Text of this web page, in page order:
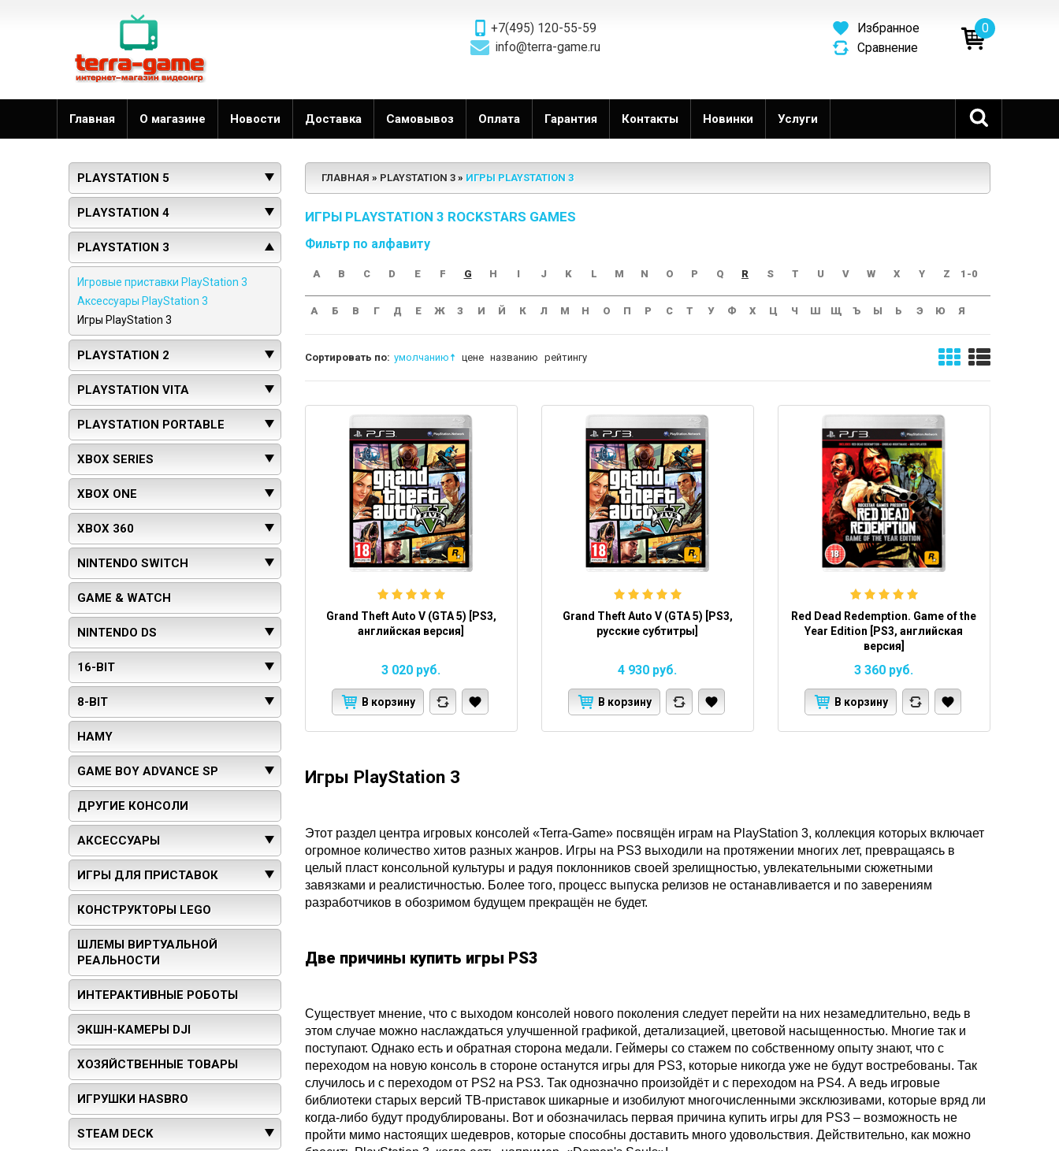
+7(495) 120-55-59
info@terra-game.ru
0
Избранное
Сравнение
Главная О магазине Новости Доставка Самовывоз Оплата Гарантия Контакты Новинки Услуги
PLAYSTATION 5
PLAYSTATION 4
PLAYSTATION 3
Игровые приставки PlayStation 3
Аксессуары PlayStation 3
Игры PlayStation 3
PLAYSTATION 2
PLAYSTATION VITA
PLAYSTATION PORTABLE
XBOX SERIES
XBOX ONE
XBOX 360
NINTENDO SWITCH
GAME & WATCH
NINTENDO DS
16-BIT
8-BIT
HAMY
GAME BOY ADVANCE SP
ДРУГИЕ КОНСОЛИ
АКСЕССУАРЫ
ИГРЫ ДЛЯ ПРИСТАВОК
КОНСТРУКТОРЫ LEGO
ШЛЕМЫ ВИРТУАЛЬНОЙ
РЕАЛЬНОСТИ
ИНТЕРАКТИВНЫЕ РОБОТЫ
ЭКШН-КАМЕРЫ DJI
ХОЗЯЙСТВЕННЫЕ ТОВАРЫ
ИГРУШКИ HASBRO
STEAM DECK
ГЛАВНАЯ PLAYSTATION 3 ИГРЫ PLAYSTATION 3
ИГРЫ PLAYSTATION 3 ROCKSTARS GAMES
Фильтр по алфавиту
A B C D E F G H I J K L M N O P Q R S T U V W X Y Z 1-0
А Б В Г Д Е Ж З И Й К Л М Н О П Р С Т У Ф Х Ц Ч Ш Щ Ъ Ы Ь Э Ю Я
Сортировать по: умолчанию цене названию рейтингу
Grand Theft Auto V (GTA 5) [PS3,
английская версия]
3 020 руб.
В корзину
Grand Theft Auto V (GTA 5) [PS3,
русские субтитры]
4 930 руб.
В корзину
Red Dead Redemption. Game of the
Year Edition [PS3, английская
версия]
3 360 руб.
В корзину
Игры PlayStation 3
Этот раздел центра игровых консолей «Terra-Game» посвящён играм на PlayStation 3, коллекция которых включает
огромное количество хитов разных жанров. Игры на PS3 выходили на протяжении многих лет, превращаясь в
целый пласт консольной культуры и радуя поклонников своей зрелищностью, увлекательными сюжетными
завязками и реалистичностью. Более того, процесс выпуска релизов не останавливается и по заверениям
разработчиков в обозримом будущем прекращён не будет.
Две причины купить игры PS3
Существует мнение, что с выходом консолей нового поколения следует перейти на них незамедлительно, ведь в
этом случае можно наслаждаться улучшенной графикой, детализацией, цветовой насыщенностью. Многие так и
поступают. Однако есть и обратная сторона медали. Геймеры со стажем по собственному опыту знают, что с
переходом на новую консоль в стороне останутся игры для PS3, которые никогда уже не будут востребованы. Так
случилось и с переходом от PS2 на PS3. Так однозначно произойдёт и с переходом на PS4. А ведь игровые
библиотеки старых версий ТВ-приставок шикарные и изобилуют многочисленными эксклюзивами, которые вряд ли
когда-либо будут продублированы. Вот и обозначилась первая причина купить игры для PS3 – возможность не
пройти мимо настоящих шедевров, которые способны доставить много удовольствия. Действительно, как можно